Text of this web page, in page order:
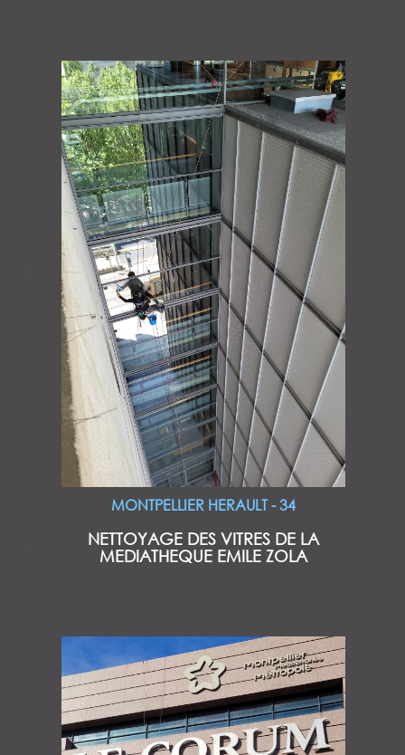
MONTPELLIER HERAULT - 34
NETTOYAGE DES VITRES DE LA
MEDIATHEQUE EMILE ZOLA